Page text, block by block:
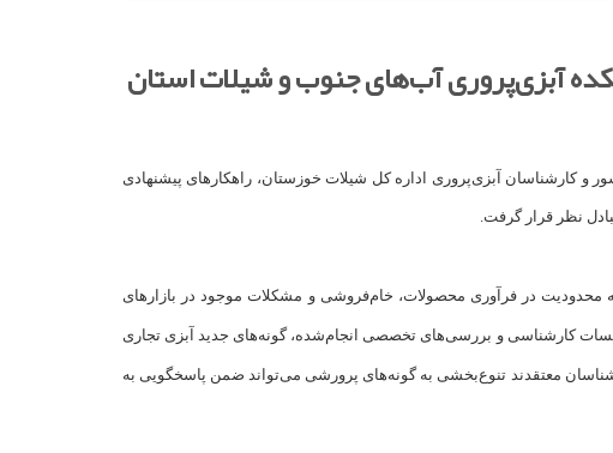
آبزی‌پروری آب‌های جنوب و شیلات استان
آبزی‌پروری اداره کل شیلات خوزستان، راهکارهای پیشنهادی
نظر قرار گرفت.
محدودیت در فرآوری محصولات، خام‌فروشی و مشکلات موجود در بازارهای
کارشناسی و بررسی‌های تخصصی انجام‌شده، گونه‌های جدید آبزی تجاری
معتقدند تنوع‌بخشی به گونه‌های پرورشی می‌تواند ضمن پاسخگویی به